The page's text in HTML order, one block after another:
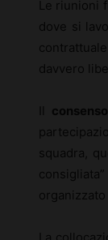
Le riunioni
dove si
davvero
squadra,